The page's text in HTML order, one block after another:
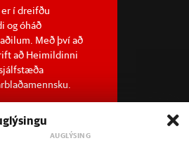
í dreifðu
og óháð
Með því að
að Heimildinni